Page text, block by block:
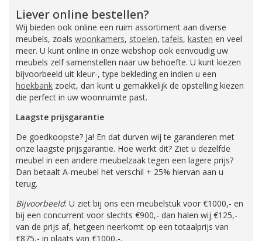
Liever online bestellen?
Wij bieden ook online een ruim assortiment aan diverse
meubels, zoals woonkamers, stoelen,tafels, kasten en veel
meer. U kunt online in onze webshop ook eenvoudig uw
meubels zelf samenstellen naar uw behoefte. U kunt kiezen
bijvoorbeeld uit kleur-, type bekleding en indien u een
hoekbank zoekt, dan kunt u gemakkelijk de opstelling kiezen
die perfect in uw woonruimte past.
Laagste prijsgarantie
De goedkoopste? Ja! En dat durven wij te garanderen met
onze laagste prijsgarantie. Hoe werkt dit? Ziet u dezelfde
meubel in een andere meubelzaak tegen een lagere prijs?
Dan betaalt A-meubel het verschil + 25% hiervan aan u
terug.
Bijvoorbeeld: U ziet bij ons een meubelstuk voor €1000,- en
bij een concurrent voor slechts €900,- dan halen wij €125,-
van de prijs af, hetgeen neerkomt op een totaalprijs van
€875,- in plaats van €1000,-.